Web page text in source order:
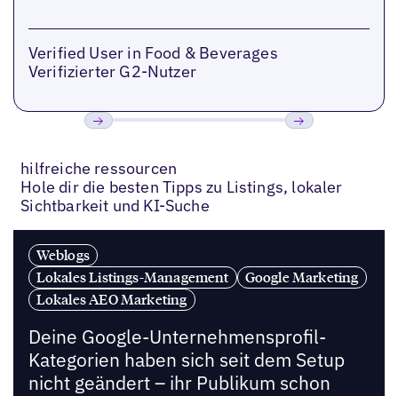
Verified User in Food & Beverages
Verifizierter G2-Nutzer
hilfreiche ressourcen
Hole dir die besten Tipps zu Listings, lokaler
Sichtbarkeit und KI-Suche
Weblogs
Lokales Listings-Management
Google Marketing
Lokales AEO Marketing
Deine Google-Unternehmensprofil-
Kategorien haben sich seit dem Setup
nicht geändert – ihr Publikum schon